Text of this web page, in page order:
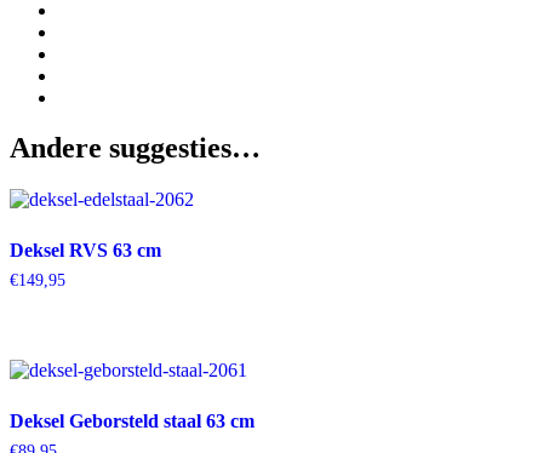
Andere suggesties…
Deksel RVS 63 cm
€149,95
Deksel Geborsteld staal 63 cm